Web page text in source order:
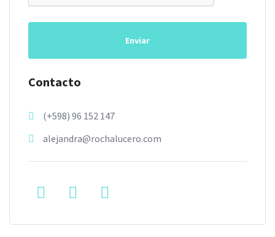
Enviar
Contacto
(+598) 96 152 147
alejandra@rochalucero.com